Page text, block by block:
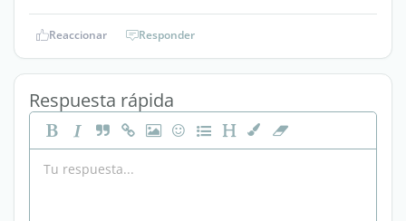
Reaccionar Responder
Respuesta rápida